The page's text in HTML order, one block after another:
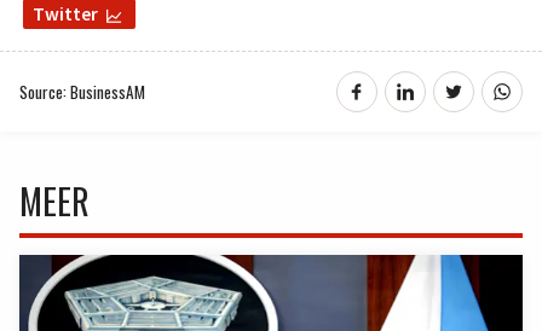
Twitter
Source: BusinessAM
MEER